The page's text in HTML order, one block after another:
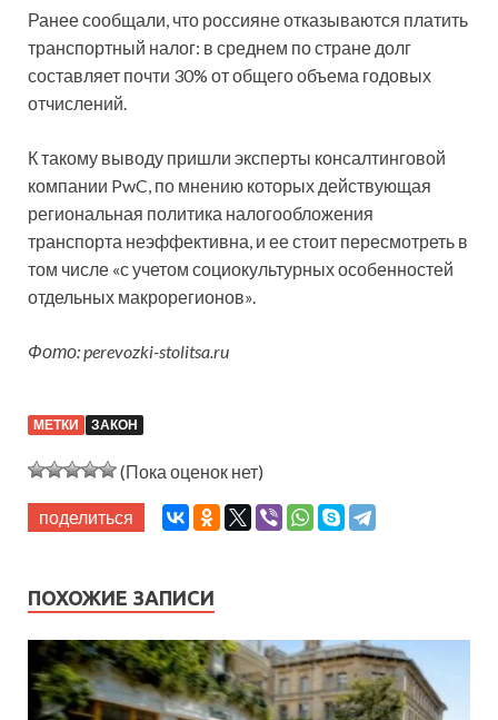
Ранее сообщали, что россияне отказываются платить
транспортный налог: в среднем по стране долг
составляет почти 30% от общего объема годовых
отчислений.
К такому выводу пришли эксперты консалтинговой
компании PwC, по мнению которых действующая
региональная политика налогообложения
транспорта неэффективна, и ее стоит пересмотреть в
том числе «с учетом социокультурных особенностей
отдельных макрорегионов».
Фото: perevozki-stolitsa.ru
МЕТКИ ЗАКОН
(Пока оценок нет)
поделиться
ПОХОЖИЕ ЗАПИСИ